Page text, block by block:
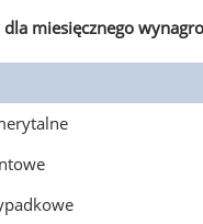
miesięcznego